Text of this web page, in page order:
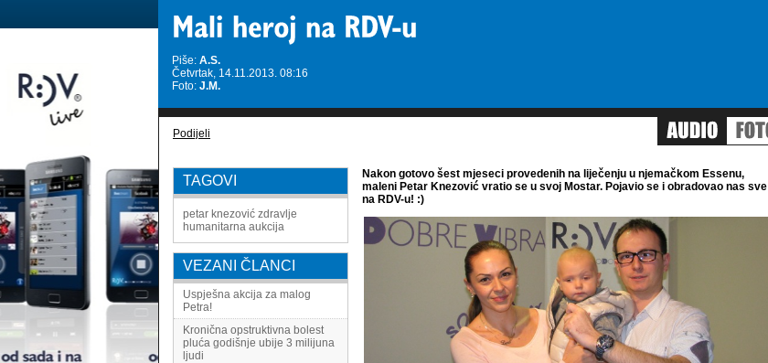
Piše: A.S.
Četvrtak, 14.11.2013. 08:16
Foto: J.M.
Podijeli
TAGOVI
petar knezović zdravlje
humanitarna aukcija
VEZANI ČLANCI
Uspješna akcija za malog
Petra!
Kronična opstruktivna bolest
pluća godišnje ubije 3 milijuna
ljudi
Nakon gotovo šest mjeseci provedenih na liječenju u njemačkom Essenu,
maleni Petar Knezović vratio se u svoj Mostar. Pojavio se i obradovao nas sve
na RDV-u! :)